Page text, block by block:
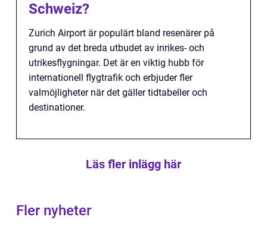
Schweiz?
Zurich Airport är populärt bland resenärer på
grund av det breda utbudet av inrikes- och
utrikesflygningar. Det är en viktig hubb för
internationell flygtrafik och erbjuder fler
valmöjligheter när det gäller tidtabeller och
destinationer.
Läs fler inlägg här
Fler nyheter